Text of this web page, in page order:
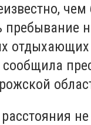
чем
пребывание
отдыхающих
расстояния